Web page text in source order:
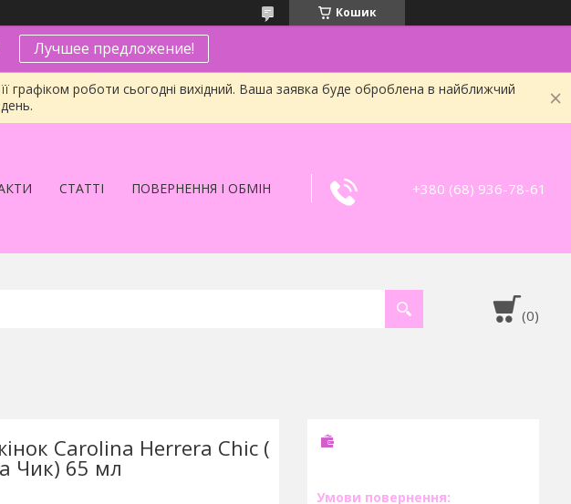
Кошик
Лучшее предложение!
роботи сьогодні вихідний. Ваша заявка буде оброблена в найближчий
СТАТТІ ПОВЕРНЕННЯ І ОБМІН +380 (68) 936-78-61
Carolina Herrera Chic (
Чик) 65 мл